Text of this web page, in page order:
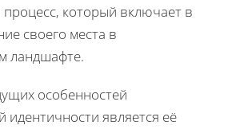
который включает в
своего места в
ландшафте.
особенностей
идентичности является её